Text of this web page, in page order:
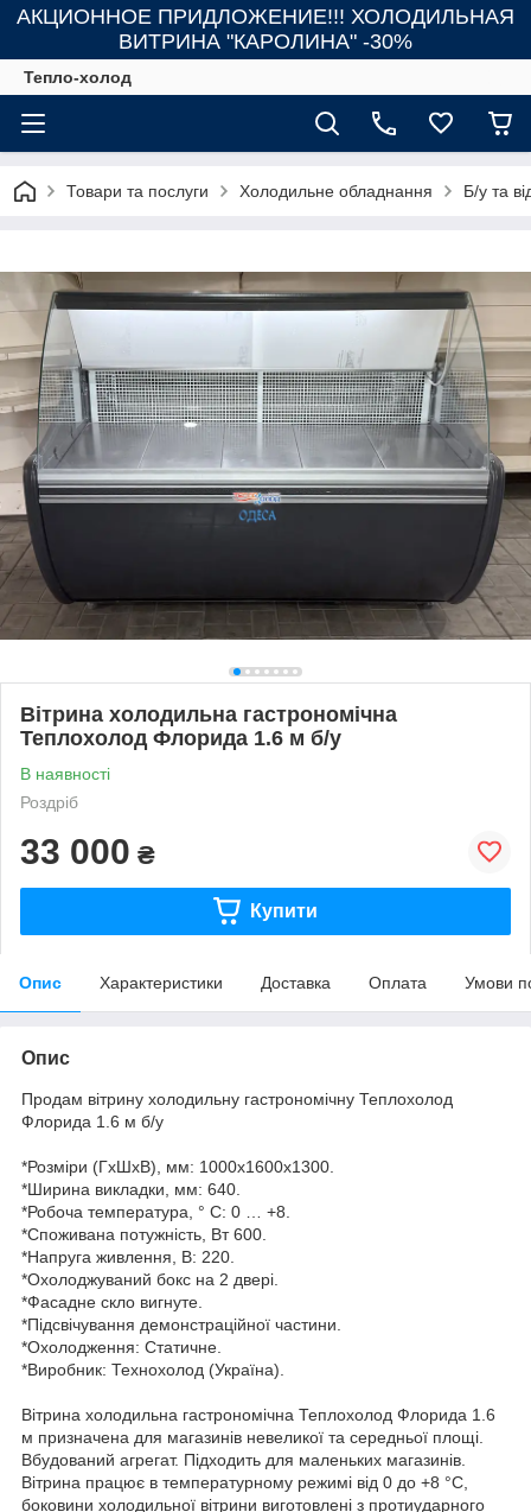
АКЦИОННОЕ ПРИДЛОЖЕНИЕ!!! ХОЛОДИЛЬНАЯ
ВИТРИНА "КАРОЛИНА" -30%
Тепло-холод
Товари та послуги Холодильне обладнання Б/у та
Вітрина холодильна гастрономічна
Теплохолод Флорида 1.6 м б/у
В наявності
Роздріб
33 000 ₴
Купити
Опис Характеристики Доставка Оплата Умови
Опис
Продам вітрину холодильну гастрономічну Теплохолод
Флорида 1.6 м б/у
*Розміри (ГхШхВ), мм: 1000х1600х1300.
*Ширина викладки, мм: 640.
*Робоча температура, ° С: 0 … +8.
*Споживана потужність, Вт 600.
*Напруга живлення, В: 220.
*Охолоджуваний бокс на 2 двері.
*Фасадне скло вигнуте.
*Підсвічування демонстраційної частини.
*Охолодження: Статичне.
*Виробник: Технохолод (Україна).
Вітрина холодильна гастрономічна Теплохолод Флорида 1.6
м призначена для магазинів невеликої та середньої площі.
Вбудований агрегат. Підходить для маленьких магазинів.
Вітрина працює в температурному режимі від 0 до +8 °C,
боковини холодильної вітрини виготовлені з протиударного